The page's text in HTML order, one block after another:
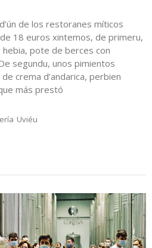
de los restoranes míticos
de 18 euros xintemos, de primeru,
pote de berces con
segundu, unos pimientos
crema d’andarica, perbien
más prestó
Uviéu